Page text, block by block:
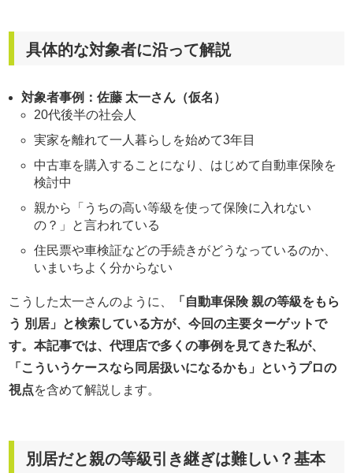
具体的な対象者に沿って解説
対象者事例：佐藤 太一さん（仮名）
20代後半の社会人
実家を離れて一人暮らしを始めて3年目
中古車を購入することになり、はじめて自動車保険を
検討中
親から「うちの高い等級を使って保険に入れない
の？」と言われている
住民票や車検証などの手続きがどうなっているのか、
いまいちよく分からない
こうした太一さんのように、
「自動車保険 親の等級をもら
う 別居」と検索している方が、今回の主要ターゲットで
す。本記事では、代理店で多くの事例を見てきた私が、
「こういうケースなら同居扱いになるかも」というプロの
視点を含めて解説します。
別居だと親の等級引き継ぎは難しい？基本